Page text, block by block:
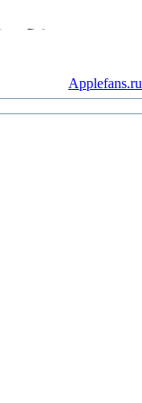
Applefans.ru